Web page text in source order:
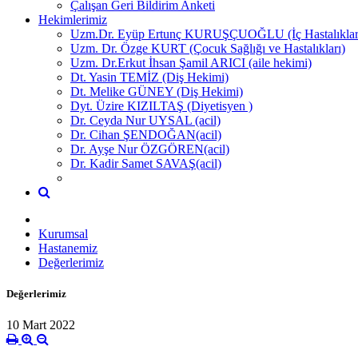
Çalışan Geri Bildirim Anketi
Hekimlerimiz
Uzm.Dr. Eyüp Ertunç KURUŞÇUOĞLU (İç
Uzm. Dr. Özge KURT (Çocuk Sağlığı ve Hastalıkları)
Uzm. Dr.Erkut İhsan Şamil ARICI (aile hekimi)
Dt. Yasin TEMİZ (Diş Hekimi)
Dt. Melike GÜNEY (Diş Hekimi)
Dyt. Üzire KIZILTAŞ (Diyetisyen )
Dr. Ceyda Nur UYSAL (acil)
Dr. Cihan ŞENDOĞAN(acil)
Dr. Ayşe Nur ÖZGÖREN(acil)
Dr. Kadir Samet SAVAŞ(acil)
Kurumsal
Hastanemiz
Değerlerimiz
Değerlerimiz
10 Mart 2022